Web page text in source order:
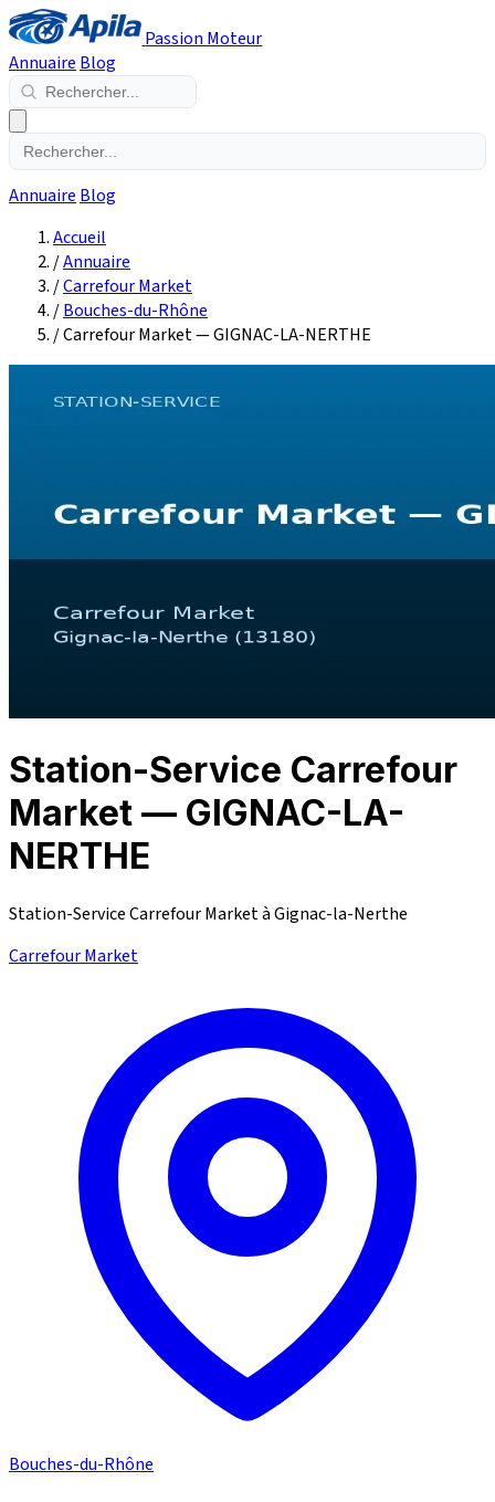
Passion Moteur
Annuaire Blog
Annuaire Blog
Accueil
/Annuaire
/Carrefour Market
/Bouches-du-Rhône
/Carrefour Market — GIGNAC-LA-NERTHE
Station-Service Carrefour
Market — GIGNAC-LA-
NERTHE
Station-Service Carrefour Market à Gignac-la-Nerthe
Carrefour Market
Bouches-du-Rhône